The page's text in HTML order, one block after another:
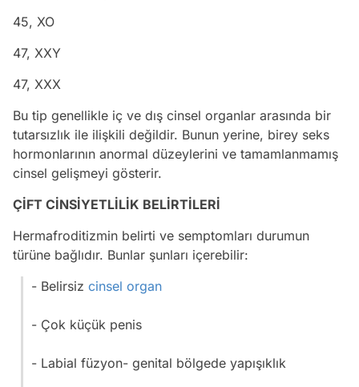
45, XO
47, XXY
47, XXX
Bu tip genellikle iç ve dış cinsel organlar arasında bir
tutarsızlık ile ilişkili değildir. Bunun yerine, birey seks
hormonlarının anormal düzeylerini ve tamamlanmamış
cinsel gelişmeyi gösterir.
ÇİFT CİNSİYETLİLİK BELİRTİLERİ
Hermafroditizmin belirti ve semptomları durumun
türüne bağlıdır. Bunlar şunları içerebilir:
- Belirsiz cinsel organ
- Çok küçük penis
- Labial füzyon- genital bölgede yapışıklık